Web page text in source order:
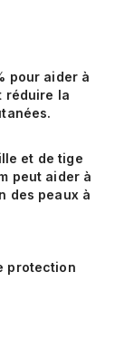
pour aider à
réduire la
et de tige
peut aider à
des peaux à
protection